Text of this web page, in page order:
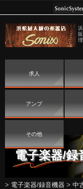
求人
アンプ
その他
電子楽器/録
> 電子楽器/録音機器 > 中